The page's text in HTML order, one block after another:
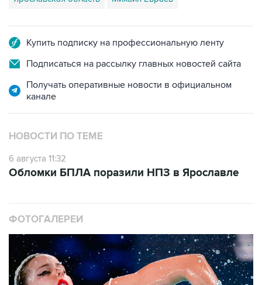
Купить подписку на профессиональную ленту
Подписаться на рассылку главных новостей сайта
Получать оперативные новости в официальном
канале
НОВОСТИ ПО ТЕМЕ
6 августа 11:32
Обломки БПЛА поразили НПЗ в Ярославле
ФОТОГАЛЕРЕИ